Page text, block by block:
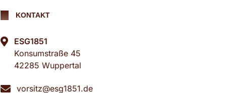
KONTAKT
ESG1851
Konsumstraße 45
42285 Wuppertal
vorsitz@esg1851.de